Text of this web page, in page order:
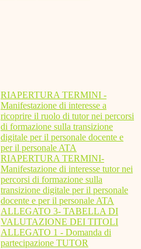
RIAPERTURA TERMINI -
Manifestazione di interesse a
ricoprire il ruolo di tutor nei percorsi
di formazione sulla transizione
digitale per il personale docente e
per il personale ATA
RIAPERTURA TERMINI-
Manifestazione di interesse tutor nei
percorsi di formazione sulla
transizione digitale per il personale
docente e per il personale ATA
ALLEGATO 3- TABELLA DI
VALUTAZIONE DEI TITOLI
ALLEGATO 1 - Domanda di
partecipazione TUTOR